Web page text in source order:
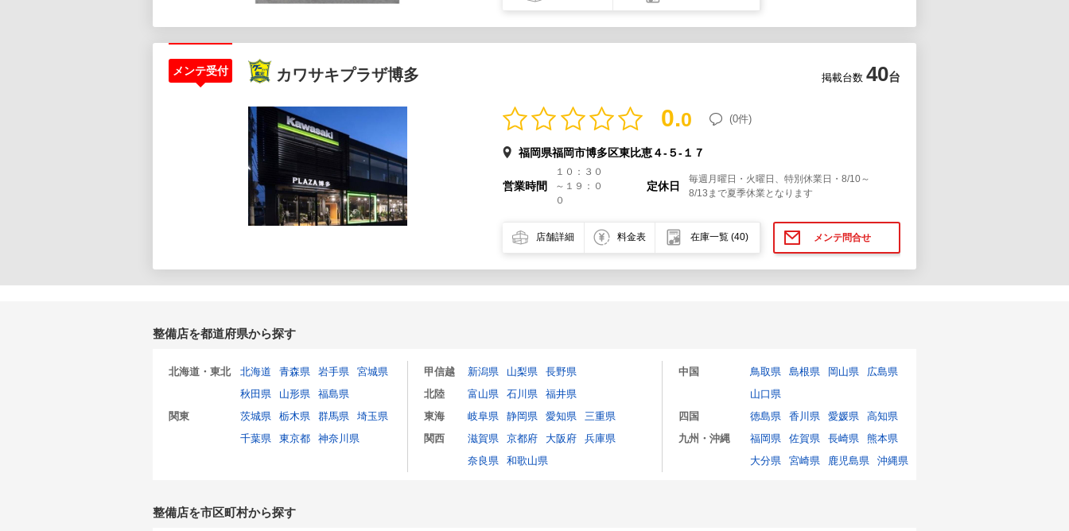
メンテ受付 カワサキプラザ博多 掲載台数 40台
0.0 (0件)
福岡県福岡市博多区東比恵４-５-１７
営業時間
１０：３０
～１９：０
０
定休日
毎週月曜日・火曜日、特別休業日・8/10～
8/13まで夏季休業となります
メンテ問合せ
店舗詳細 料金表 在庫一覧 (40)
整備店を都道府県から探す
北海道・東北 北海道 青森県 岩手県
宮城県
秋田県
山形県
福島県
関東
茨城県 栃木県 群馬県
埼玉県
千葉県
東京都 神奈川県
甲信越 新潟県 山梨県
長野県
北陸
富山県 石川県
福井県
東海
岐阜県 静岡県 愛知県
三重県
関西
滋賀県 京都府 大阪府
兵庫県
奈良県
和歌山県
中国 鳥取県 島根県 岡山県
広島県
山口県
四国
徳島県 香川県 愛媛県
高知県
九州・沖縄
福岡県 佐賀県 長崎県
熊本県
大分県
宮崎県 鹿児島県 沖縄県
整備店を市区町村から探す